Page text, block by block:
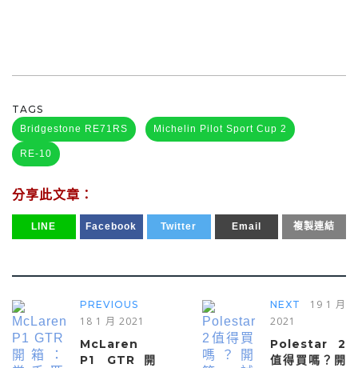
TAGS
Bridgestone RE71RS Michelin Pilot Sport Cup 2
RE-10
分享此文章：
LINE Facebook Twitter Email 複製連結
PREVIOUS
18 1 月 2021
McLaren
P1 GTR開
NEXT
19 1 月
2021
Polestar 2
值得買嗎？開